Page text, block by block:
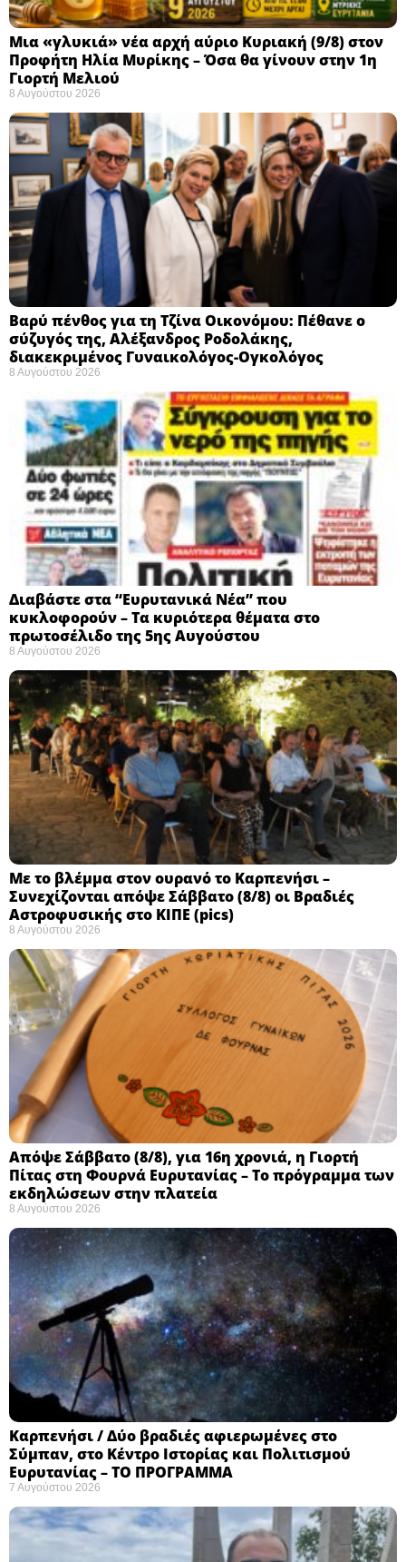
Μια «γλυκιά» νέα αρχή αύριο Κυριακή (9/8) στον
Προφήτη Ηλία Μυρίκης – Όσα θα γίνουν στην 1η
Γιορτή Μελιού
8 Αυγούστου 2026
Βαρύ πένθος για τη Τζίνα Οικονόμου: Πέθανε ο
σύζυγός της, Αλέξανδρος Ροδολάκης,
διακεκριμένος Γυναικολόγος-Ογκολόγος
8 Αυγούστου 2026
Διαβάστε στα “Ευρυτανικά Νέα” που
κυκλοφορούν – Τα κυριότερα θέματα στο
πρωτοσέλιδο της 5ης Αυγούστου
8 Αυγούστου 2026
Με το βλέμμα στον ουρανό το Καρπενήσι –
Συνεχίζονται απόψε Σάββατο (8/8) οι Βραδιές
Αστροφυσικής στο ΚΙΠΕ (pics)
8 Αυγούστου 2026
Απόψε Σάββατο (8/8), για 16η χρονιά, η Γιορτή
Πίτας στη Φουρνά Ευρυτανίας – Το πρόγραμμα των
εκδηλώσεων στην πλατεία
8 Αυγούστου 2026
Καρπενήσι / Δύο βραδιές αφιερωμένες στο
Σύμπαν, στο Κέντρο Ιστορίας και Πολιτισμού
Ευρυτανίας – ΤΟ ΠΡΟΓΡΑΜΜΑ
7 Αυγούστου 2026